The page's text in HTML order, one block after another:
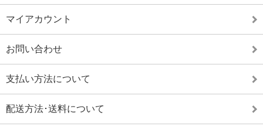
マイアカウント
お問い合わせ
支払い方法について
配送方法･送料について